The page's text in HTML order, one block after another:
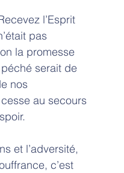
l’Esprit
pas
la promesse
serait de
nos
au secours
et l’adversité,
c’est